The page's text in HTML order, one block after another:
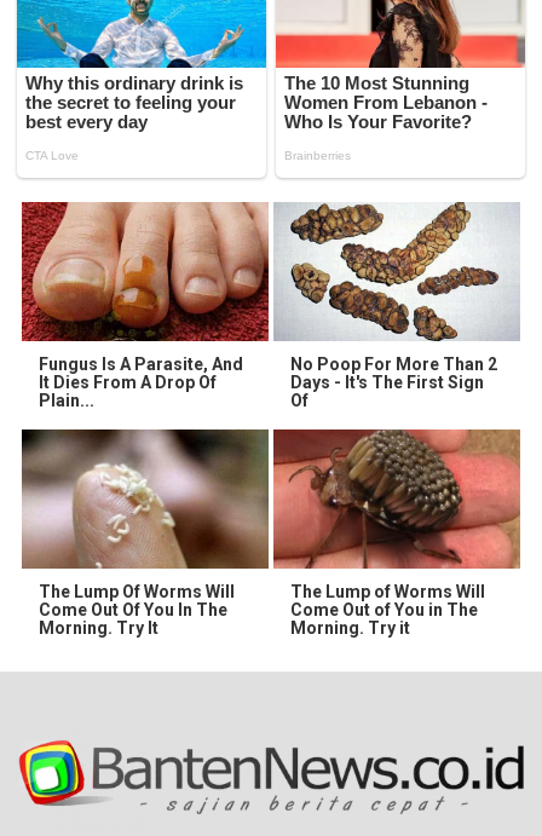
Fungus Is A Parasite, And
It Dies From A Drop Of
Plain...
No Poop For More Than 2
Days - It's The First Sign
Of
The Lump Of Worms Will
Come Out Of You In The
Morning. Try It
The Lump of Worms Will
Come Out of You in The
Morning. Try it